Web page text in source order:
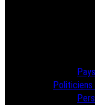
Politiciens